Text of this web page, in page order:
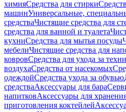
химияСредства для стирки
машинУниверсальные,
средстваЧистящие средства для
средства для ванной и туалета
кухниСредства для мытья посуды
мебелиЧистящие средства для
ковровСредства для ухода за
воздухаСредства от насекомых
одеждойСредства ухода за обувью
средстваАксессуары для бара
напитковАксессуары для
приготовления коктейлей